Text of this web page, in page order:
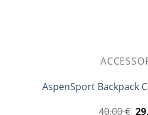
AspenSport Backpack
40,00€